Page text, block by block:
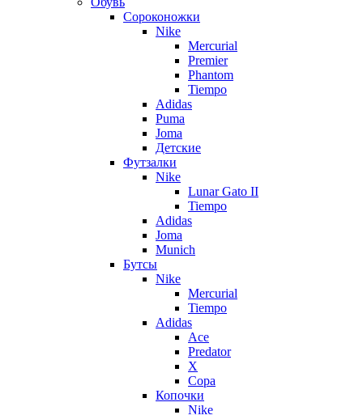
Сороконожки
Nike
Mercurial
Premier
Phantom
Tiempo
Adidas
Puma
Joma
Детские
Футзалки
Nike
Lunar Gato II
Tiempo
Adidas
Joma
Munich
Бутсы
Nike
Mercurial
Tiempo
Adidas
Ace
Predator
X
Copa
Копочки
Nike